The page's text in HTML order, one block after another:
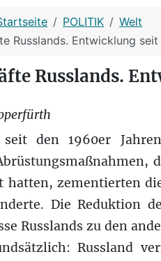
POLITIK
Welt
Russlands. Entwicklung
Russlands.
seit den 1960er
hatten, zementierten
Die Reduktion
Russlands zu den
Russland